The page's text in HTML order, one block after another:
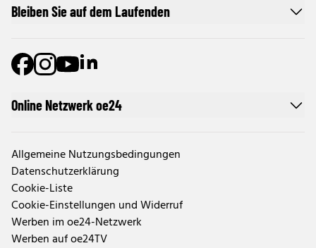
Online Netzwerk oe24
Allgemeine Nutzungsbedingungen
Datenschutzerklärung
Cookie-Liste
Cookie-Einstellungen und Widerruf
Werben im oe24-Netzwerk
Werben auf oe24TV
Bleiben Sie auf dem Laufenden